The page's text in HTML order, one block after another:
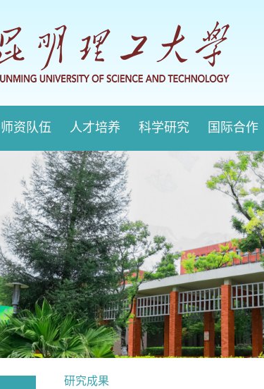
师资队伍 人才培养 科学研究 国际合作
研究成果